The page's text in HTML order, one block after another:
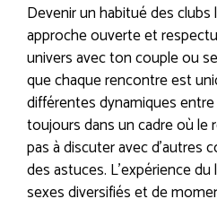
Devenir un habitué des
approche ouverte et
univers avec ton couple ou
que chaque rencontre est
différentes dynamiques
toujours dans un cadre où le
pas à discuter avec d’autres
des astuces. L’expérience
sexes diversifiés et de